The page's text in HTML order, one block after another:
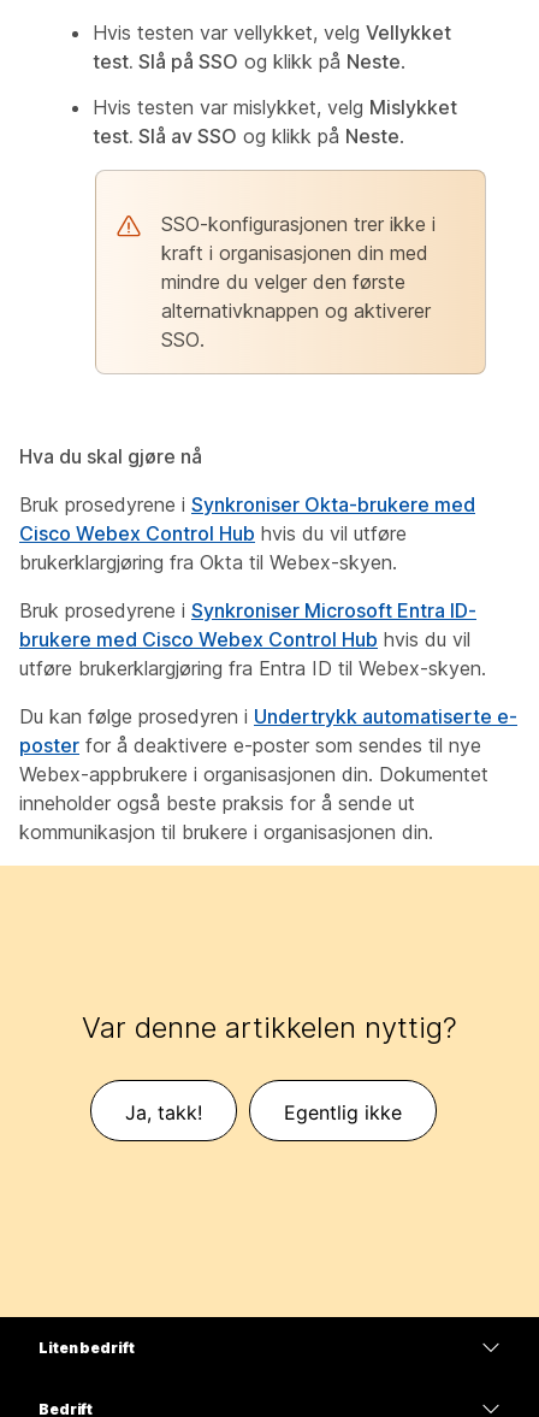
Hvis testen var vellykket, velg Vellykket
test. Slå på SSO og klikk på Neste.
Hvis testen var mislykket, velg Mislykket
test. Slå av SSO og klikk på Neste.
SSO-konfigurasjonen trer ikke i
kraft i organisasjonen din med
mindre du velger den første
alternativknappen og aktiverer
SSO.
Hva du skal gjøre nå
Bruk prosedyrene i Synkroniser Okta-brukere med
Cisco Webex Control Hub hvis du vil utføre
brukerklargjøring fra Okta til Webex-skyen.
Bruk prosedyrene i Synkroniser Microsoft Entra ID-
brukere med Cisco Webex Control Hub hvis du vil
utføre brukerklargjøring fra Entra ID til Webex-skyen.
Du kan følge prosedyren i Undertrykk automatiserte e-
poster for å deaktivere e-poster som sendes til nye
Webex-appbrukere i organisasjonen din. Dokumentet
inneholder også beste praksis for å sende ut
kommunikasjon til brukere i organisasjonen din.
Var denne artikkelen nyttig?
Ja, takk! Egentlig ikke
Liten bedrift
Bedrift